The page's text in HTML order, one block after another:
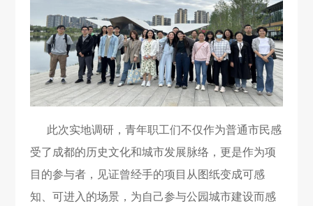
此次实地调研，青年职工们不仅作为普通市民感
受了成都的历史文化和城市发展脉络，更是作为项
目的参与者，见证曾经手的项目从图纸变成可感
知、可进入的场景，为自己参与公园城市建设而感